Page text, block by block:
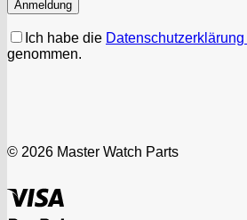
Ich habe die Datenschutzerklärung
genommen.
© 2026 Master Watch Parts